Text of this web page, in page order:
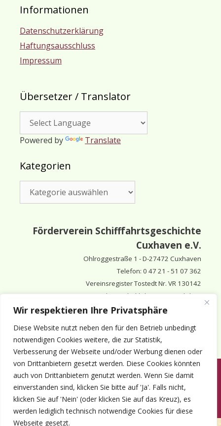
Wir respektieren Ihre Privatsphäre
Diese Website nutzt neben den für den Betrieb unbedingt
notwendigen Cookies weitere, die zur Statistik,
Verbesserung der Webseite und/oder Werbung dienen oder
von Drittanbietern gesetzt werden. Diese Cookies könnten
auch von Drittanbietern genutzt werden. Wenn Sie damit
einverstanden sind, klicken Sie bitte auf 'Ja'. Falls nicht,
klicken Sie auf 'Nein' (oder klicken Sie auf das Kreuz), es
werden lediglich technisch notwendige Cookies für diese
Webseite gesetzt.
Informationen
Datenschutzerklärung
Haftungsausschluss
Impressum
Übersetzer / Translator
Powered by Translate
Kategorien
Förderverein Schifffahrtsgeschichte
Cuxhaven e.V.
Ohlroggestraße 1 - D-27472 Cuxhaven
Telefon: 0 47 21 - 51 07 362
Vereinsregister Tostedt Nr. VR 130142
Vorsitzender & inhaltlich Verantwortlicher:
Horst Huthsfeldt
Stellv. Vorsitzender: Eberhard Hewicker
Anmelden Aktuelles Termine Mitgliedschaft
Kontakt
© 1980-2026 Förderverein Schifffahrtsgeschichte Cuxhaven e.V. · ©
2022-2026 made and supported by Intercura